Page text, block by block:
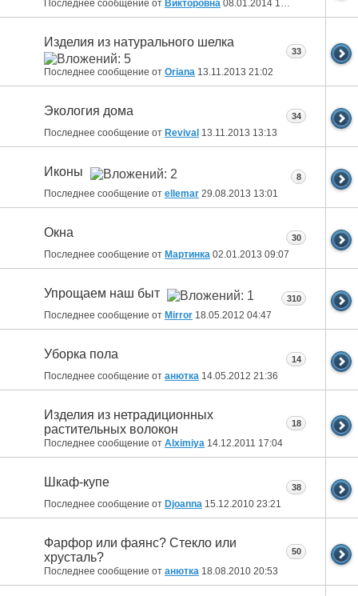
Последнее сообщение от Викторовна 08.01.2014 17:42
Изделия из натурального шелка
Последнее сообщение от Oriana 13.11.2013 21:02
33
Экология дома
Последнее сообщение от Revival 13.11.2013 13:13
34
Иконы
Последнее сообщение от ellemar 29.08.2013 13:01
8
Окна
Последнее сообщение от Мартинка 02.01.2013 09:07
30
Упрощаем наш быт
Последнее сообщение от Mirror 18.05.2012 04:47
310
Уборка пола
Последнее сообщение от анютка 14.05.2012 21:36
14
Изделия из нетрадиционных
растительных волокон
Последнее сообщение от Alximiya 14.12.2011 17:04
18
Шкаф-купе
Последнее сообщение от Djoanna 15.12.2010 23:21
38
Фарфор или фаянс? Стекло или
хрусталь?
Последнее сообщение от анютка 18.08.2010 20:53
50